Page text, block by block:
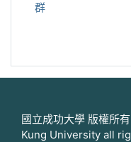
群
國立成功大學 版權所
Kung University all